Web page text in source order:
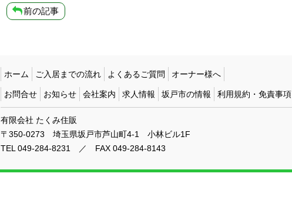
前の記事
ホーム ご入居までの流れ よくあるご質問 オーナー様へ
お問合せ お知らせ 会社案内 求人情報 坂戸市の情報 利用規約・免責事項
有限会社 たくみ住販
〒350-0273 埼玉県坂戸市芦山町4-1 小林ビル1F
TEL 049-284-8231 ／ FAX 049-284-8143